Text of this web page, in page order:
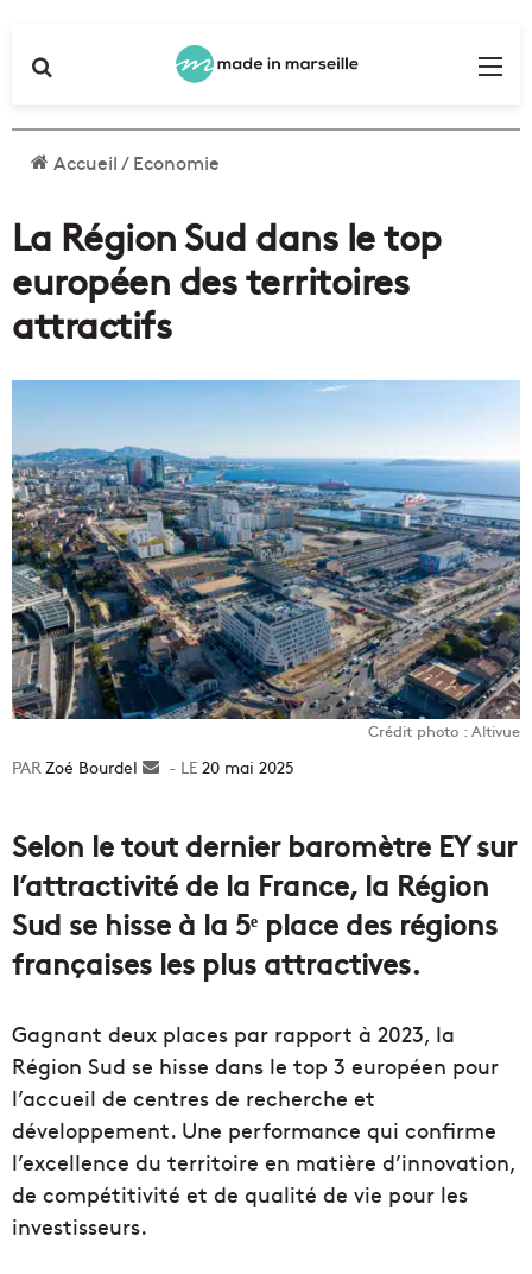
Accueil/Economie
La Région Sud dans le top
européen des territoires
attractifs
Crédit photo : Altivue
Zoé Bourdel
Envoyer20 mai 2025
Selon le tout dernier baromètre EY sur
l’attractivité de la France, la Région
Sud se hisse à la 5ᵉ place des régions
françaises les plus attractives.
Gagnant deux places par rapport à 2023, la
Région Sud se hisse dans le top 3 européen pour
l’accueil de centres de recherche et
développement. Une performance qui confirme
l’excellence du territoire en matière d’innovation,
de compétitivité et de qualité de vie pour les
investisseurs.